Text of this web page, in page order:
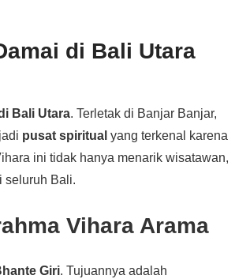
di Bali Utara
Bali Utara. Terletak di Banjar Banjar,
pusat spiritual yang terkenal karena
ini tidak hanya menarik wisatawan,
seluruh Bali.
Vihara Arama
Giri. Tujuannya adalah